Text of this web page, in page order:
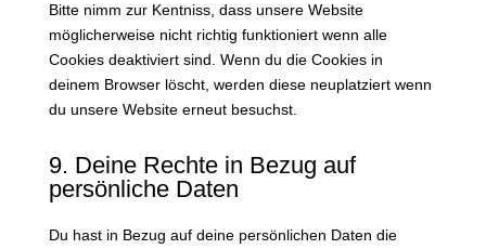
Bitte nimm zur Kentniss, dass unsere Website
möglicherweise nicht richtig funktioniert wenn alle
Cookies deaktiviert sind. Wenn du die Cookies in
deinem Browser löscht, werden diese neuplatziert wenn
du unsere Website erneut besuchst.
9. Deine Rechte in Bezug auf
persönliche Daten
Du hast in Bezug auf deine persönlichen Daten die